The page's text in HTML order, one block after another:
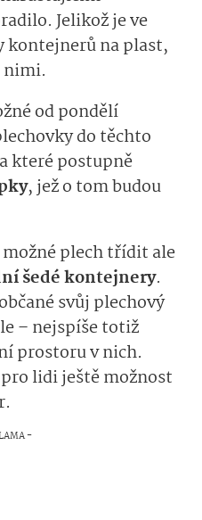
Jelikož je ve
kontejnerů na plast,
nimi.
od pondělí
do těchto
které postupně
, jež o tom budou
plech třídit ale
šedé kontejnery.
svůj plechový
– nejspíše totiž
prostoru v nich.
lidi ještě možnost